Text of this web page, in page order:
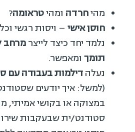
מהיחרדה ומהיטראומה?
חוסן אישי – ויסות רגשי
נלמד יחד כיצד לייצרמרחב
תומך ומאפשר.
נעלהדילמות בעבודה עם
(למשל: איך יודעים
במצוקה או בקושי אמיתי,
סטודנט/ית שבעקבות